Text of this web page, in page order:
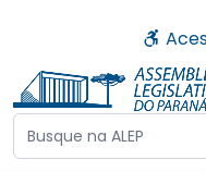
Buscar no site da ALEP